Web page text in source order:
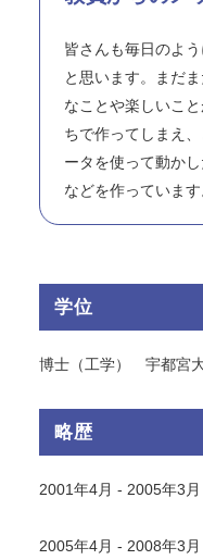
皆さんも毎日のよ
と思います。まだ
なことや楽しいこ
ちで作ってしまえ
ータを使って動か
などを作っています
学位
博士（工学） 宇都宮
略歴
2001年4月 - 2005年3月
2005年4月 - 2008年3月